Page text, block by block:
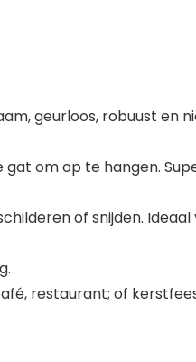
geurloos, robuust en
om op te hangen.
of snijden.
restaurant; of